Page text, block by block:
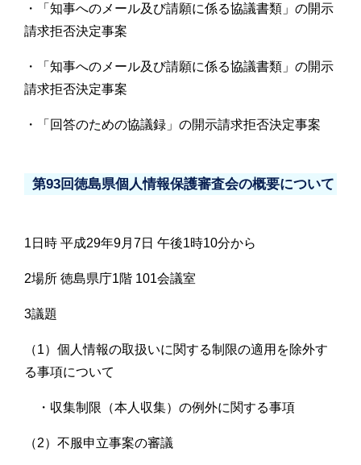
・「知事へのメール及び請願に係る協議書類」の開示
請求拒否決定事案
・「知事へのメール及び請願に係る協議書類」の開示
請求拒否決定事案
・「回答のための協議録」の開示請求拒否決定事案
第93回徳島県個人情報保護審査会の概要について
1日時 平成29年9月7日 午後1時10分から
2場所 徳島県庁1階 101会議室
3議題
（1）個人情報の取扱いに関する制限の適用を除外す
る事項について
・収集制限（本人収集）の例外に関する事項
（2）不服申立事案の審議